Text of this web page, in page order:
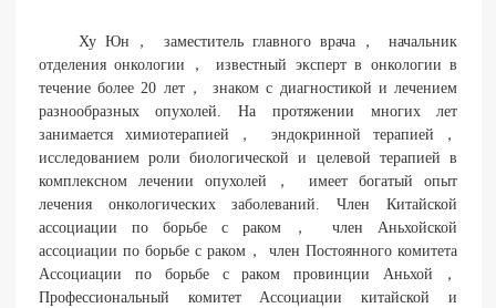
Ху Юн， заместитель главного врача， начальник
отделения онкологии， известный эксперт в онкологии в
течение более 20 лет， знаком с диагностикой и лечением
разнообразных опухолей. На протяжении многих лет
занимается химиотерапией， эндокринной терапией，
исследованием роли биологической и целевой терапией в
комплексном лечении опухолей， имеет богатый опыт
лечения онкологических заболеваний. Член Китайской
ассоциации по борьбе с раком， член Аньхойской
ассоциации по борьбе с раком， член Постоянного комитета
Ассоциации по борьбе с раком провинции Аньхой，
Профессиональный комитет Ассоциации китайской и